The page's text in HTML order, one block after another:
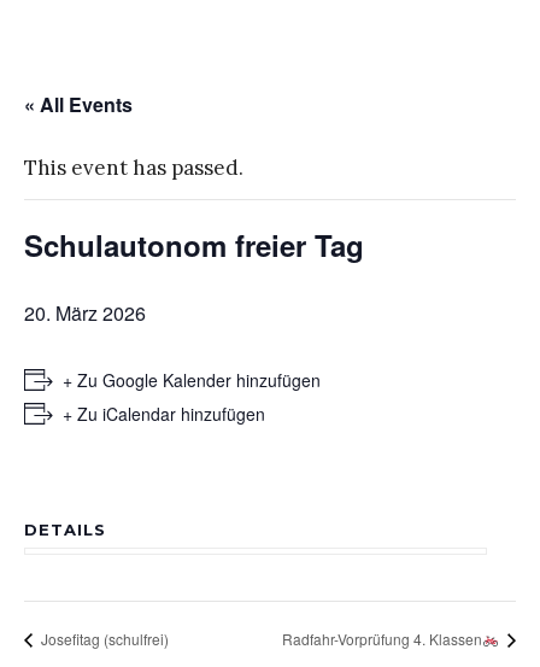
« All Events
This event has passed.
Schulautonom freier Tag
20. März 2026
+ Zu Google Kalender hinzufügen
+ Zu iCalendar hinzufügen
DETAILS
Josefitag (schulfrei) Radfahr-Vorprüfung 4. Klassen